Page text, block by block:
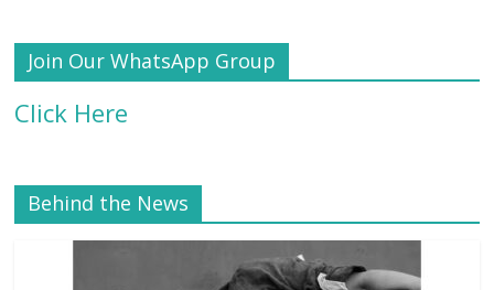
Join Our WhatsApp Group
Click Here
Behind the News